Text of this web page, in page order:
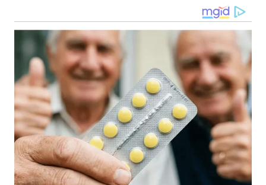
WN
MALUKU
MALUT
WN
DAIRI
WN
DANAU